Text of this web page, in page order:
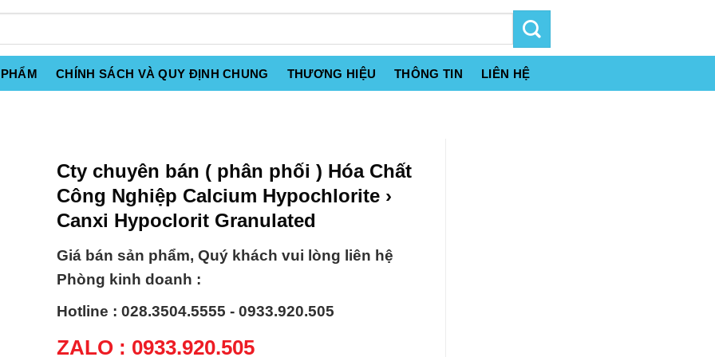
CHÍNH SÁCH VÀ QUY ĐỊNH CHUNG THƯƠNG HIỆU THÔNG TIN LIÊN HỆ
Cty chuyên bán ( phân phối ) Hóa Chất
Công Nghiệp Calcium Hypochlorite ›
Canxi Hypoclorit Granulated
Giá bán sản phẩm, Quý khách vui lòng liên hệ
Phòng kinh doanh :
Hotline : 028.3504.5555 - 0933.920.505
ZALO : 0933.920.505